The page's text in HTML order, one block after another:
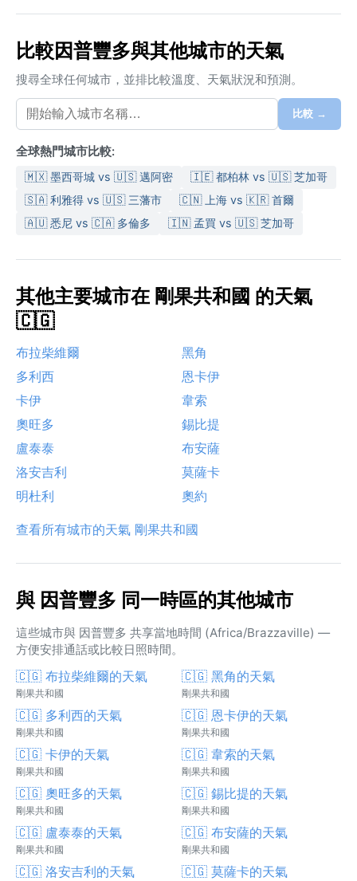
比較因普豐多與其他城市的天氣
搜尋全球任何城市，並排比較溫度、天氣狀況和預測。
比較 →
全球熱門城市比較:
🇲🇽 墨西哥城 vs 🇺🇸 邁阿密
🇮🇪 都柏林 vs 🇺🇸 芝加哥
🇸🇦 利雅得 vs 🇺🇸 三藩市
🇨🇳 上海 vs 🇰🇷 首爾
🇦🇺 悉尼 vs 🇨🇦 多倫多
🇮🇳 孟買 vs 🇺🇸 芝加哥
其他主要城市在 剛果共和國 的天氣
🇨🇬
布拉柴維爾
黑角
多利西
恩卡伊
卡伊
韋索
奧旺多
錫比提
盧泰泰
布安薩
洛安吉利
莫薩卡
明杜利
奧約
查看所有城市的天氣 剛果共和國
與 因普豐多 同一時區的其他城市
這些城市與 因普豐多 共享當地時間 (Africa/Brazzaville) —
方便安排通話或比較日照時間。
🇨🇬 布拉柴維爾的天氣
剛果共和國
🇨🇬 黑角的天氣
剛果共和國
🇨🇬 多利西的天氣
剛果共和國
🇨🇬 恩卡伊的天氣
剛果共和國
🇨🇬 卡伊的天氣
剛果共和國
🇨🇬 韋索的天氣
剛果共和國
🇨🇬 奧旺多的天氣
剛果共和國
🇨🇬 錫比提的天氣
剛果共和國
🇨🇬 盧泰泰的天氣
剛果共和國
🇨🇬 布安薩的天氣
剛果共和國
🇨🇬 洛安吉利的天氣 🇨🇬 莫薩卡的天氣